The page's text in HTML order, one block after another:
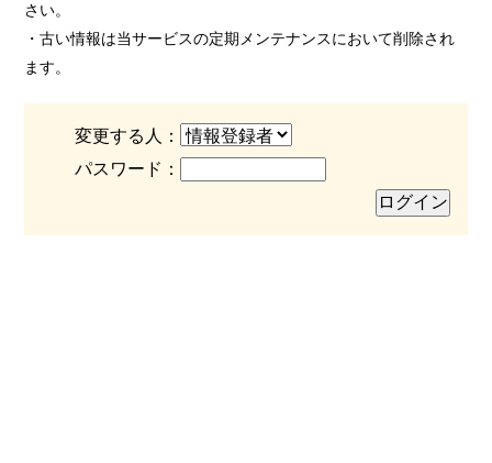
さい。
・古い情報は当サービスの定期メンテナンスにおいて削除され
ます。
変更する人：
パスワード：